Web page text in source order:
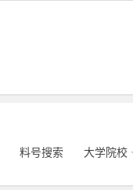
料号搜索 大学院校